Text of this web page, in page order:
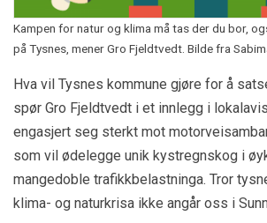
Kampen for natur og klima må tas der du bor,
på Tysnes, mener Gro Fjeldtvedt. Bilde fra
Hva vil Tysnes kommune gjøre for å
spør Gro Fjeldtvedt i et innlegg i
engasjert seg sterkt mot
som vil ødelegge unik kystregnskog i
mangedoble trafikkbelastninga. Tror
klima- og naturkrisa ikke angår oss i